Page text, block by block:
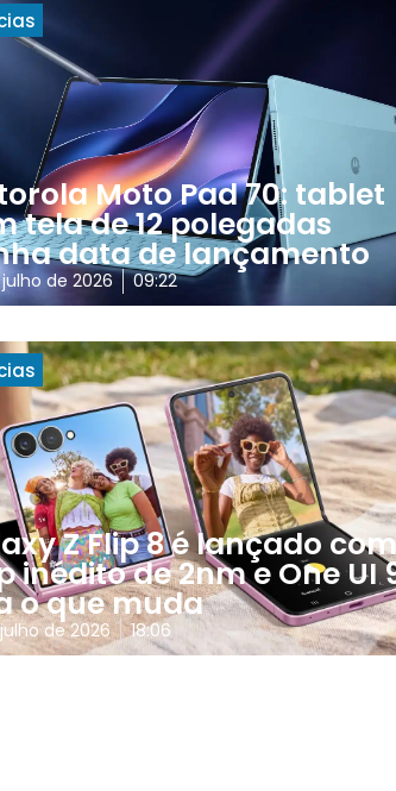
Moto Pad 70: tablet
tela de 12 polegadas
data de lançamento
de 2026 09:22
Z Flip 8 é lançado
inédito de 2nm e One UI
o que muda
de 2026 18:06